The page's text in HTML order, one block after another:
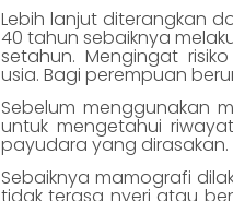
Lebih lanjut diterangkan
40 tahun sebaiknya
setahun. Mengingat
usia. Bagi perempuan
Sebelum menggunakan
untuk mengetahui
payudara yang dirasakan.
Sebaiknya mamografi